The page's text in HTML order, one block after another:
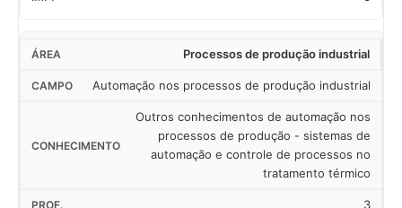
Processos de produção industrial
Automação nos processos de produção industrial
Outros conhecimentos de automação nos
processos de produção - sistemas de
automação e controle de processos no
tratamento térmico
3